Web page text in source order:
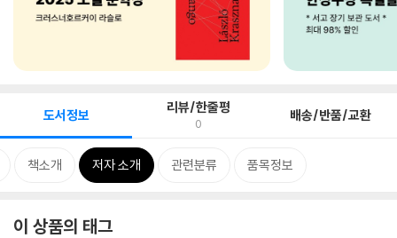
도서정보 리뷰/한줄평
0 배송/반품/교환
책소개 저자 소개 관련분류 품목정보
이 상품의 태그